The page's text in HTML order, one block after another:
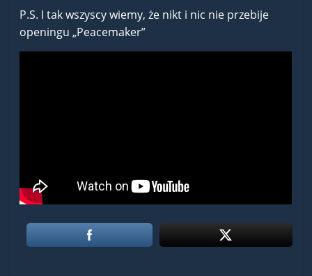
P.S. I tak wszyscy wiemy, że nikt i nic nie przebije
openingu „Peacemaker”